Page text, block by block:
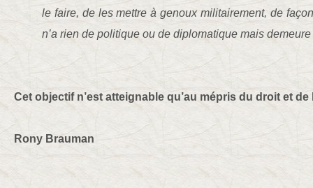
le faire, de les mettre à genoux militairement, de
n’a rien de politique ou de diplomatique mais
Cet objectif n’est atteignable qu’au mépris du droit et
Rony Brauman